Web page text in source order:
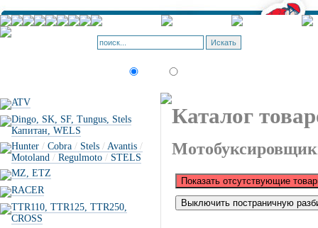
ATV
Dingo, SK, SF, Tungus, Stels
Капитан, WELS
Hunter / Cobra / Stels / Avantis /
Motoland / Regulmoto / STELS
MZ, ETZ
RACER
TTR110, TTR125, TTR250,
CROSS
Каталог